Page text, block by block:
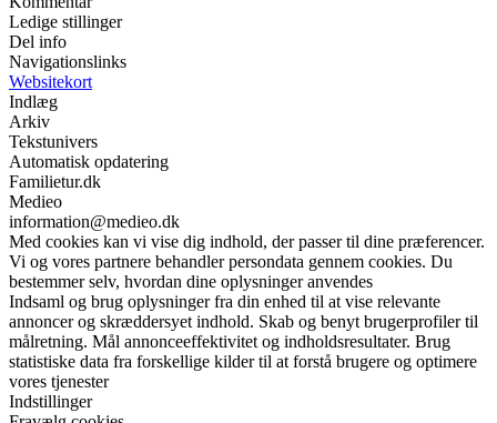
Ledige stillinger
Del info
Navigationslinks
Websitekort
Indlæg
Arkiv
Tekstunivers
Automatisk opdatering
Familietur.dk
Medieo
information@medieo.dk
Med cookies kan vi vise dig indhold, der passer til dine præferencer.
Vi og vores partnere behandler persondata gennem cookies. Du
bestemmer selv, hvordan dine oplysninger anvendes
Indsaml og brug oplysninger fra din enhed til at vise relevante
annoncer og skræddersyet indhold. Skab og benyt brugerprofiler til
målretning. Mål annonceeffektivitet og indholdsresultater. Brug
statistiske data fra forskellige kilder til at forstå brugere og optimere
vores tjenester
Indstillinger